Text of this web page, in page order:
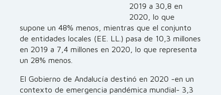
2019 a 30,8 en
2020, lo que
supone un 48% menos, mientras que el conjunto
de entidades locales (EE. LL.) pasa de 10,3 millones
en 2019 a 7,4 millones en 2020, lo que representa
un 28% menos.
El Gobierno de Andalucía destinó en 2020 -en un
contexto de emergencia pandémica mundial- 3,3